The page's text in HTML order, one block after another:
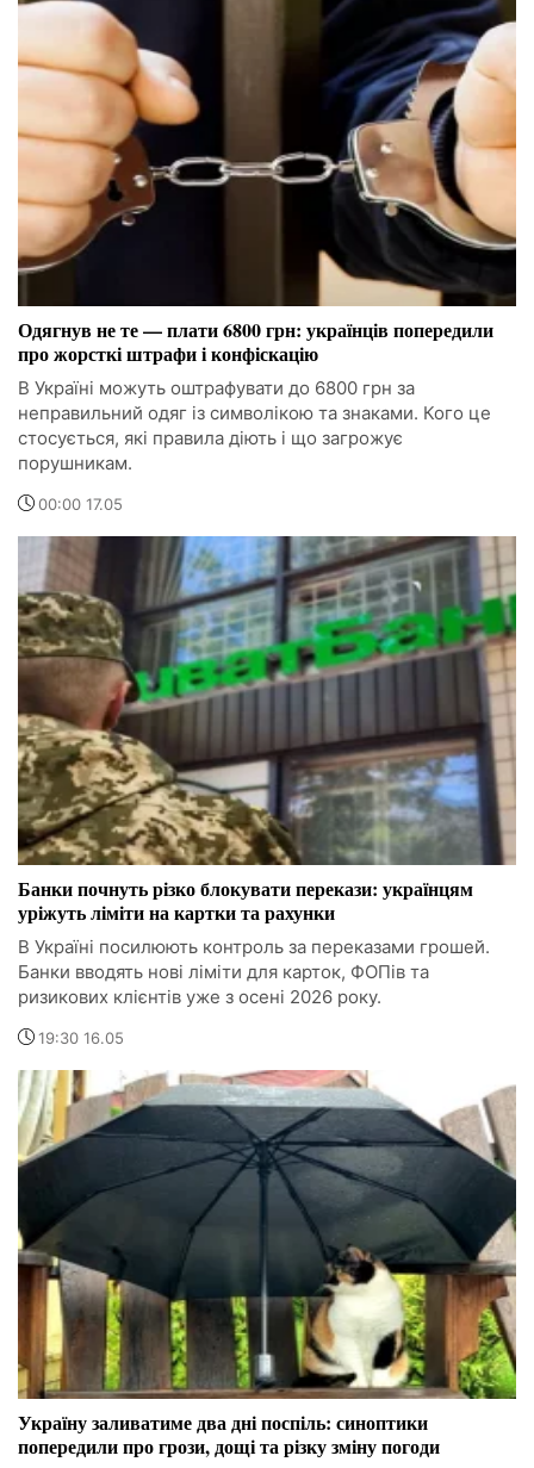
Одягнув не те — плати 6800 грн: українців попередили
про жорсткі штрафи і конфіскацію
В Україні можуть оштрафувати до 6800 грн за
неправильний одяг із символікою та знаками. Кого це
стосується, які правила діють і що загрожує
порушникам.
00:00 17.05
Банки почнуть різко блокувати перекази: українцям
уріжуть ліміти на картки та рахунки
В Україні посилюють контроль за переказами грошей.
Банки вводять нові ліміти для карток, ФОПів та
ризикових клієнтів уже з осені 2026 року.
19:30 16.05
Україну заливатиме два дні поспіль: синоптики
попередили про грози, дощі та різку зміну погоди